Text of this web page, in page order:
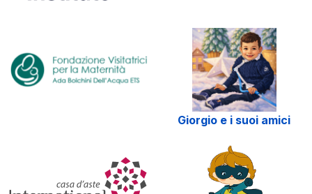
Giorgio e i suoi amici